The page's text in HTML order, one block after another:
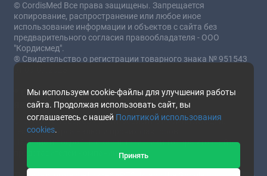
Мы используем cookie-файлы для улучшения работы
сайта. Продолжая использовать сайт, вы
соглашаетесь с нашей Политикой использования
cookies.
Принять
© CordisMed Все права защищены. Запрещается
копирование, распространение или любое иное
использование информации и объектов с сайта без
предварительного согласия правообладателя - ООО
"Кордисмед".
® Свидетельство о регистрации товарного знака № 951543
от 03.07.2023
* Сайт носит информационный характер и не
является публичной офертой.
Стоимость товаров и услуг зависит от комплектации,
текущего курса валют и прочих факторов.
Наличие и подробные характеристики товара уточняйте у
представителей компании.